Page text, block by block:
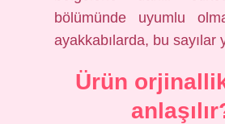
bölümünde uyumlu
ayakkabılarda, bu sayılar
Ürün